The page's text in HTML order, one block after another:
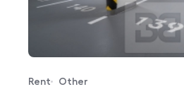
Offer type
Rent
Property type
Other